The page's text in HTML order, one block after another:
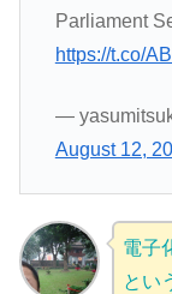
Parliament
https://t.co/
—
August 12,
電子
とい